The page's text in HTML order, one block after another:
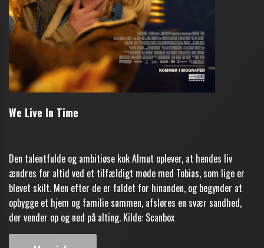
We Live In Time
Den talentfulde og ambitiøse kok Almut oplever, at hendes liv
ændres for altid ved et tilfældigt møde med Tobias, som lige er
blevet skilt. Men efter de er faldet for hinanden, og begynder at
opbygge et hjem og familie sammen, afsløres en svær sandhed,
der vender op og ned på alting. Kilde: Scanbox